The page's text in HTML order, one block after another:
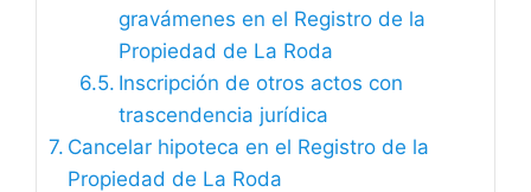
gravámenes en el Registro de la
Propiedad de La Roda
Inscripción de otros actos con
trascendencia jurídica
Cancelar hipoteca en el Registro de la
Propiedad de La Roda